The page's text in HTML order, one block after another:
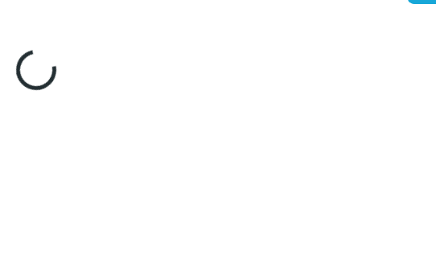
Pozinkovaná rozperná tyč pre koncové stĺpiky leova 90 OBST.